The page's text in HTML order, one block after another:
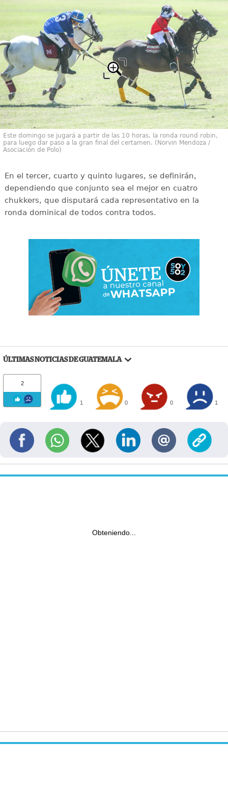
Este domingo se jugará a partir de las 10 horas, la ronda round robin,
para luego dar paso a la gran final del certamen. (Norvin Mendoza /
Asociación de Polo)
En el tercer, cuarto y quinto lugares, se definirán,
dependiendo que conjunto sea el mejor en cuatro
chukkers, que disputará cada representativo en la
ronda dominical de todos contra todos.
ÚLTIMAS NOTICIAS DE GUATEMALA
2
1 0 0 1
Obteniendo...